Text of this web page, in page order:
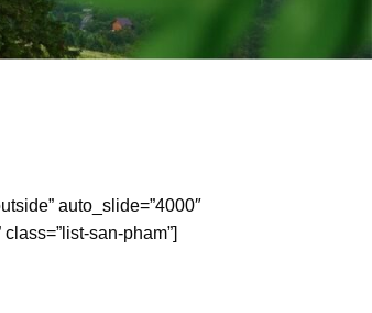
auto_slide=”4000″
san-pham”]